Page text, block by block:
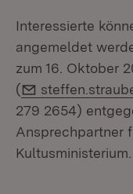
Interessierte
angemeldet
zum 16. Oktober
(
E-Mail:
279 2654)
Ansprechpartner
Kultusministerium.